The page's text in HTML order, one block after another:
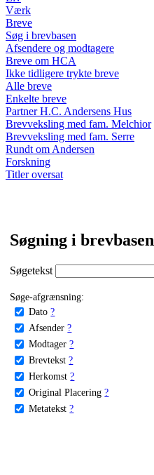
Værk
Breve
Søg i brevbasen
Afsendere og modtagere
Breve om HCA
Ikke tidligere trykte breve
Alle breve
Enkelte breve
Partner H.C. Andersens Hus
Brevveksling med fam. Melchior
Brevveksling med fam. Serre
Rundt om Andersen
Forskning
Titler oversat
Søgning i brevbasen
Søgetekst
Søge-afgrænsning:
Dato ?
Afsender ?
Modtager ?
Brevtekst ?
Herkomst ?
Original Placering ?
Metatekst ?